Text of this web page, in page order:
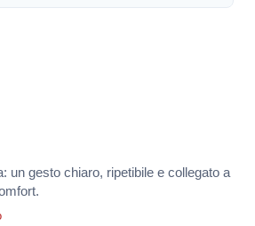
un gesto chiaro, ripetibile e collegato a